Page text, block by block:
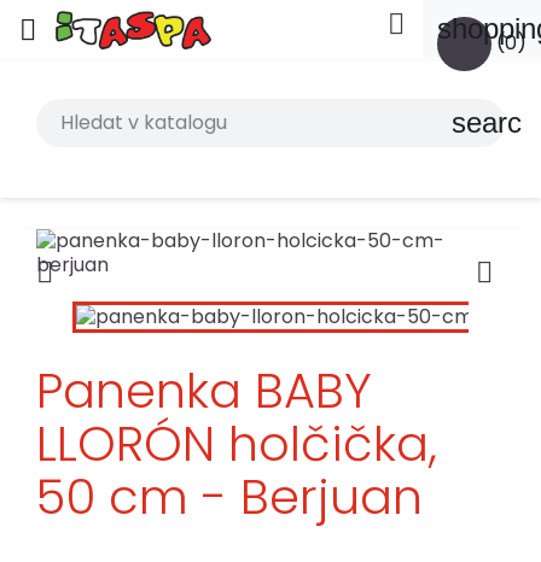
 (0)

search
 
Panenka BABY
LLORÓN holčička,
50 cm - Berjuan